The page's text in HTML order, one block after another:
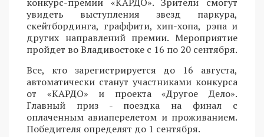
увидеть выступления звезд паркура,
скейтбординга, граффити, хип-хопа, рэпа и
других направлений премии. Мероприятие
пройдет во Владивостоке с 16 по 20 сентября.
Все, кто зарегистрируется до 16 августа,
автоматически станут участниками конкурса
от «КАРДО» и проекта «Другое Дело».
Главный приз - поездка на финал с
оплаченным авиаперелетом и проживанием.
Победителя определят до 1 сентября.